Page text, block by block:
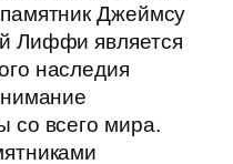
Джеймсу
Лиффи является
наследия
со всего мира.